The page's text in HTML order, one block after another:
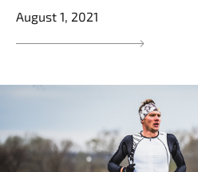
August 1, 2021